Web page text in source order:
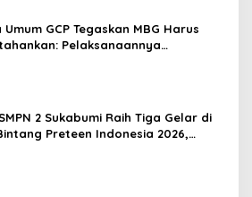
Umum GCP Tegaskan MBG Harus
Pelaksanaannya
2 Sukabumi Raih Tiga Gelar di
Preteen Indonesia 2026,